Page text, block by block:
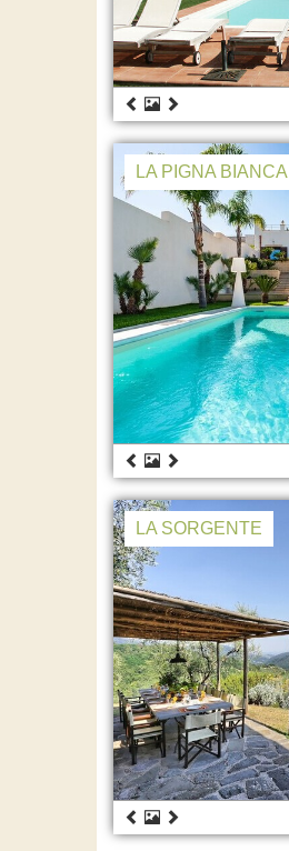
LA PIGNA BIANCA
LA SORGENTE